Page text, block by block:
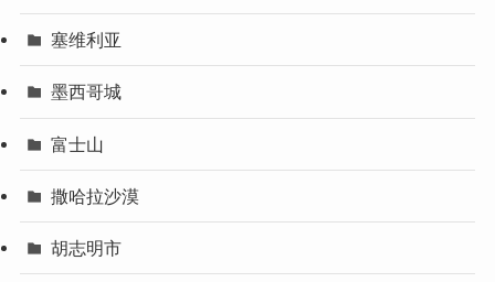
塞维利亚
墨西哥城
富士山
撒哈拉沙漠
胡志明市